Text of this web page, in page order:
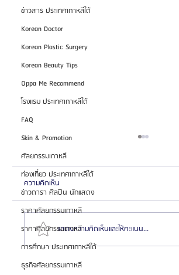
ข่าวสาร ประเทศเกาหลีใต้
Korean Doctor
Korean Plastic Surgery
Korean Beauty Tips
Oppa Me Recommend
โรงแรม ประเทศเกาหลีใต้
FAQ
Skin & Promotion
ศัลยกรรมเกาหลี
ท่องเที่ยว ประเทศเกาหลีใต้
ข่าวดารา ศิลปิน นักแสดง
ราคาศัลยกรรมเกาหลี
ราคาศัลยกรรมเกาหลี
การศึกษา ประเทศเกาหลีใต้
ธุรกิจศัลยกรรมเกาหลี
ความคิดเห็น
แสดงความคิดเห็นและให้คะแนน...